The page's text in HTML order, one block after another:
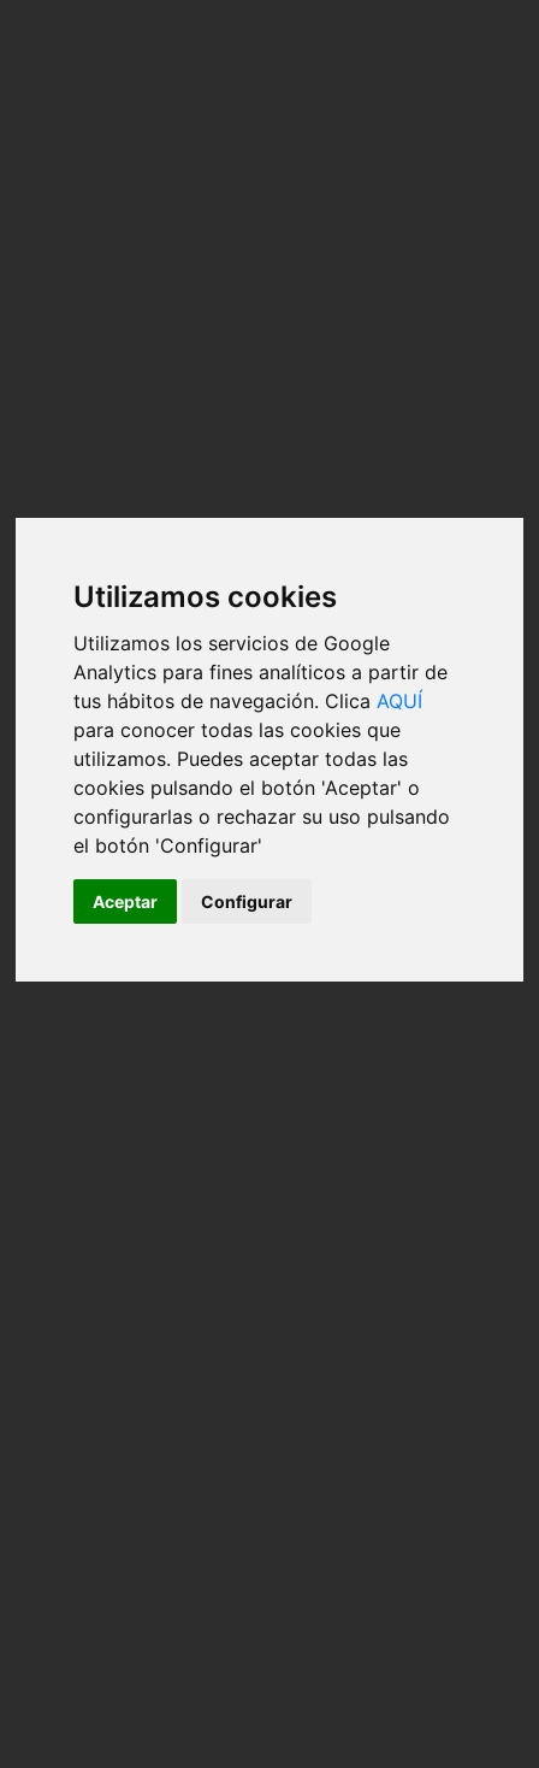
Utilizamos cookies
Utilizamos los servicios de Google
Analytics para fines analíticos a partir de
tus hábitos de navegación. ClicaAQUÍ
para conocer todas las cookies que
utilizamos. Puedes aceptar todas las
cookies pulsando el botón 'Aceptar' o
configurarlas o rechazar su uso pulsando
el botón 'Configurar'
Aceptar Configurar